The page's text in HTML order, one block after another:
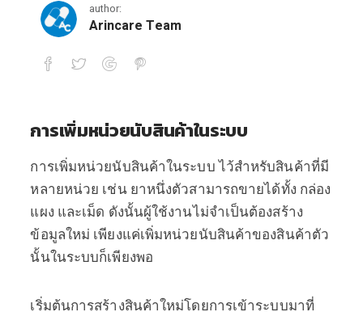
November 2, 2016
author:
Arincare Team
12 Arincare Tutorial
การเพิ่มหน่วยนับสินค้าในระบบ
การเพิ่มหน่วยนับสินค้าในระบบ ไว้สำหรับสินค้าที่มี
หลายหน่วย เช่น ยาหนึ่งตัวสามารถขายได้ทั้ง กล่อง
แผง และเม็ด ดังนั้นผู้ใช้งานไม่จำเป็นต้องสร้าง
ข้อมูลใหม่ เพียงแค่เพิ่มหน่วยนับสินค้าของสินค้าตัว
นั้นในระบบก็เพียงพอ
เริ่มต้นการสร้างสินค้าใหม่โดยการเข้าระบบมาที่